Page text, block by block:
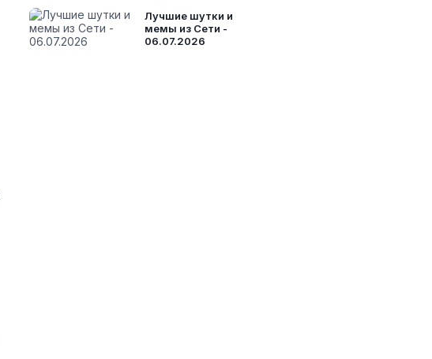
Лучшие шутки и
мемы из Сети -
06.07.2026